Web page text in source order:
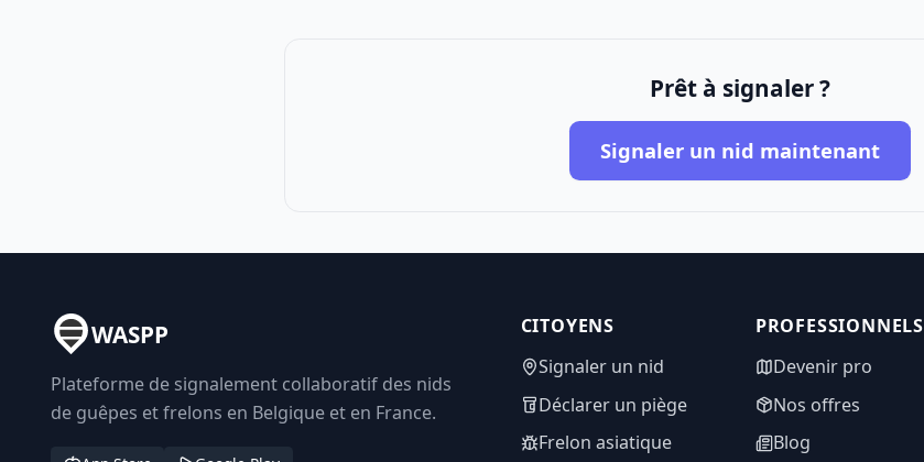
Prêt à signaler ?
Signaler un nid maintenant
WASPP
Plateforme de signalement collaboratif des nids
de guêpes et frelons en Belgique et en France.
CITOYENS
Signaler un nid
Déclarer un piège
Frelon asiatique
PROFESSIONNELS
Devenir pro
Nos offres
Blog